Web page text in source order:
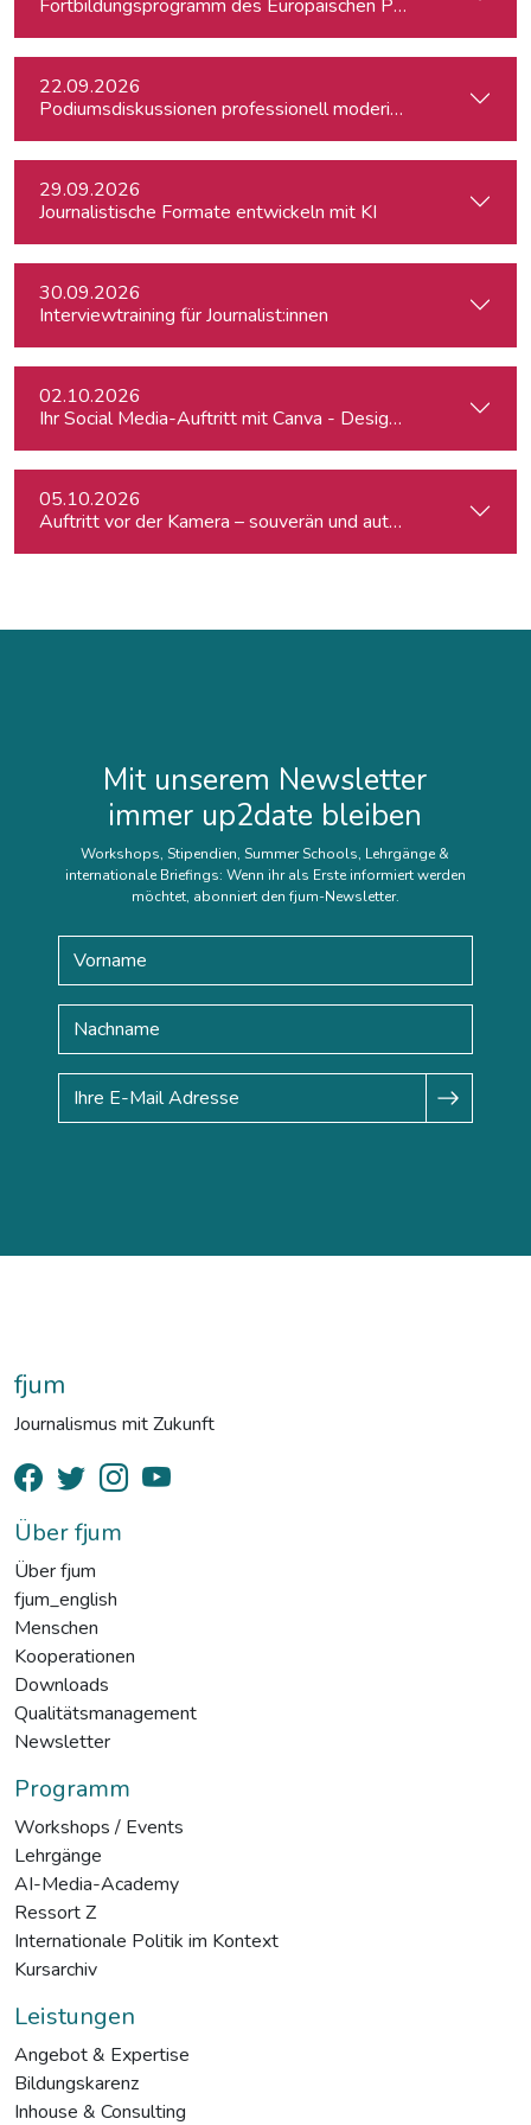
Fortbildungsprogramm des Europäischen Parlaments für
22.09.2026
Podiumsdiskussionen professionell moderieren
29.09.2026
Journalistische Formate entwickeln mit KI
30.09.2026
Interviewtraining für Journalist:innen
02.10.2026
Ihr Social Media-Auftritt mit Canva - Designs für Instagram,
05.10.2026
Auftritt vor der Kamera – souverän und authentisch
Mit unserem Newsletter
immer up2date bleiben
Workshops, Stipendien, Summer Schools, Lehrgänge &
internationale Briefings: Wenn ihr als Erste informiert werden
möchtet, abonniert den fjum-Newsletter.
fjum
Journalismus mit Zukunft
Über fjum
Über fjum
fjum_english
Menschen
Kooperationen
Downloads
Qualitätsmanagement
Newsletter
Programm
Workshops / Events
Lehrgänge
AI-Media-Academy
Ressort Z
Internationale Politik im Kontext
Kursarchiv
Leistungen
Angebot & Expertise
Bildungskarenz
Inhouse & Consulting